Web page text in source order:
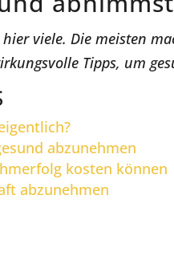
viele. Die meisten
Tipps, um
abzunehmen
kosten können
abzunehmen